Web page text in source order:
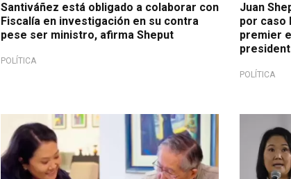
Santiváñez está obligado a colaborar con
Fiscalía en investigación en su contra
pese ser ministro, afirma Sheput
POLÍTICA
Juan
por caso
premier
POLÍTICA
Elección presidencial